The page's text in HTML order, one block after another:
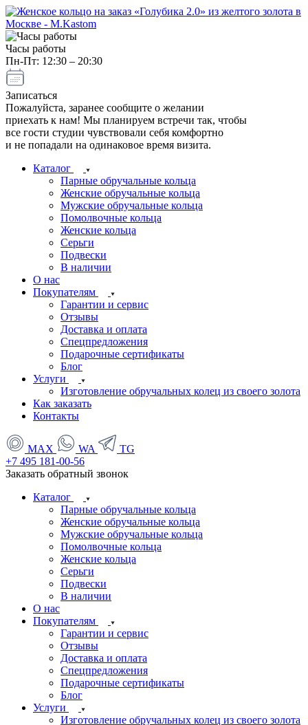
Часы работы
Пн-Пт: 12:30 – 20:30
Записаться
Пожалуйста, заранее сообщите о желании
приехать к нам! Мы планируем встречи так, чтобы
все гости студии чувствовали себя комфортно
и не попадали на одинаковое время визита.
Каталог
Парные обручальные кольца
Женские обручальные кольца
Мужские обручальные кольца
Помолвочные кольца
Женские кольца
Серьги
Подвески
В наличии
О нас
Покупателям
Гарантии и сервис
Отзывы
Доставка и оплата
Спецпредложения
Подарочные сертификаты
Блог
Услуги
Изготовление обручальных колец из своего золота
Как заказать
Контакты
MAX WA
TG
+7 495 181-00-56
Заказать обратный звонок
Каталог
Парные обручальные кольца
Женские обручальные кольца
Мужские обручальные кольца
Помолвочные кольца
Женские кольца
Серьги
Подвески
В наличии
О нас
Покупателям
Гарантии и сервис
Отзывы
Доставка и оплата
Спецпредложения
Подарочные сертификаты
Блог
Услуги
Изготовление обручальных колец из своего золота